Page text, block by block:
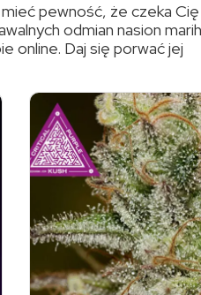
pewność, że czeka
odmian nasion
online. Daj się porwać jej